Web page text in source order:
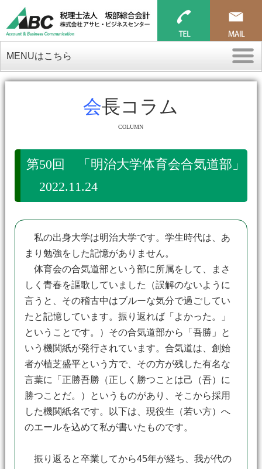
MENUはこちら
会長コラム
COLUMN
第50回 「明治大学体育会合気道部」
2022.11.24
私の出身大学は明治大学です。学生時代は、あ
まり勉強をした記憶がありません。
体育会の合気道部という部に所属をして、まさ
しく青春を謳歌していました（誤解のないように
言うと、その稽古中はブルーな気分で過ごしてい
たと記憶しています。振り返れば「よかった。」
ということです。）その合気道部から「吾勝」と
いう機関紙が発行されています。合気道は、創始
者が植芝盛平という方で、その方が残した有名な
言葉に「正勝吾勝（正しく勝つことは己（吾）に
勝つことだ。）というものがあり、そこから採用
した機関紙名です。以下は、現役生（若い方）へ
のエールを込めて私が書いたものです。
振り返ると卒業してから45年が経ち、我が代の